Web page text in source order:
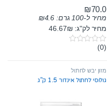
₪70.0
מחיר ל-100 גרם: ₪4.6
מחיר לק"ג: 46.67₪
0
t
o
f
(0)
מזון יבש לחתול
גולוסי לחתול אינדור 1.5 ק”ג